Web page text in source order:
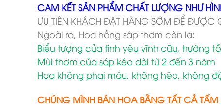
CAM KẾT SẢN PHẨM CHẤT LƯỢNG NHƯ
ƯU TIÊN KHÁCH ĐẶT HÀNG SỚM ĐỂ
Ngoài ra, Hoa hồng sáp thơm còn là:
Biểu tượng của tình yêu vĩnh cữu, trường
Mùi thơm của sáp kéo dài từ 2 đến 3 năm
Hoa không phai màu, không héo, không
CHÚNG MÌNH BÁN HOA BẰNG TẤT CẢ